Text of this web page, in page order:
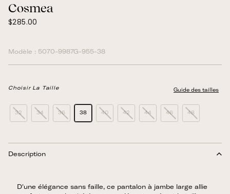
Cosmea
Prix
$285.00
Modèle : 5070-9987G-955-38
Choisir La Taille Guide des tailles
32 34 36 38 40 42 44 46 48
Description
D'une élégance sans faille, ce pantalon à jambe large allie